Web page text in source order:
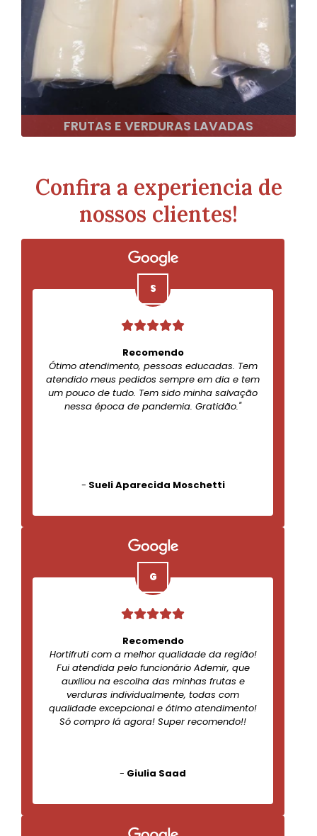
FRUTAS E VERDURAS LAVADAS
Confira a experiencia de
nossos clientes!
Recomendo
Ótimo atendimento, pessoas educadas. Tem
atendido meus pedidos sempre em dia e tem
um pouco de tudo. Tem sido minha salvação
nessa época de pandemia. Gratidão."
- Sueli Aparecida Moschetti
Recomendo
Hortifruti com a melhor qualidade da região!
Fui atendida pelo funcionário Ademir, que
auxiliou na escolha das minhas frutas e
verduras individualmente, todas com
qualidade excepcional e ótimo atendimento!
Só compro lá agora! Super recomendo!!
- Giulia Saad